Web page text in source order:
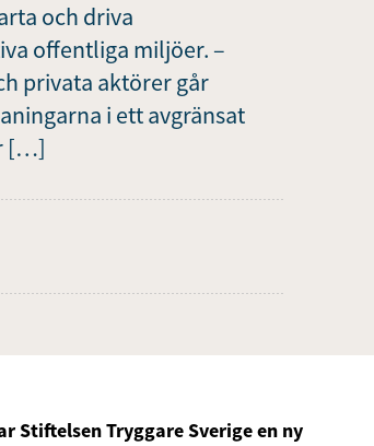
och driva
offentliga miljöer. –
privata aktörer går
i ett avgränsat
[…]
Stiftelsen Tryggare Sverige en ny